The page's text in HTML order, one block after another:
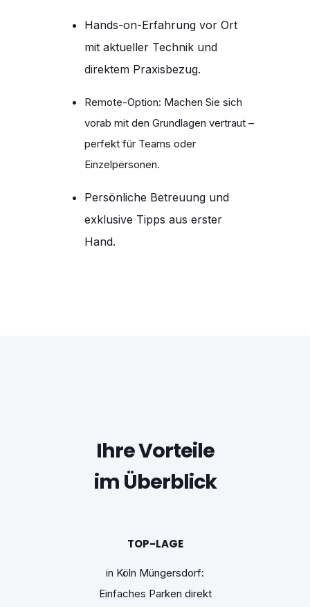
Hands-on-Erfahrung vor Ort
mit aktueller Technik und
direktem Praxisbezug.
Remote-Option: Machen Sie sich
vorab mit den Grundlagen vertraut –
perfekt für Teams oder
Einzelpersonen.
Persönliche Betreuung und
exklusive Tipps aus erster
Hand.
Ihre Vorteile
im Überblick
TOP-LAGE
in Köln Müngersdorf:
Einfaches Parken direkt